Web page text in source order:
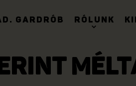
GARDRÓB RÓLUNK